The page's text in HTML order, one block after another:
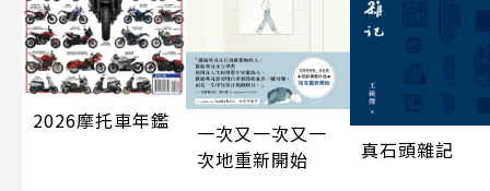
2026摩托車年鑑
一次又一次又一
次地重新開始
真石頭雜記